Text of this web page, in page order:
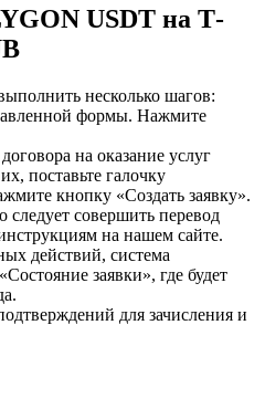
USDT на Т-
несколько шагов:
формы. Нажмите
на оказание услуг
поставьте галочку
кнопку «Создать заявку».
следует совершить перевод
на нашем сайте.
действий, система
заявки», где будет
для зачисления и